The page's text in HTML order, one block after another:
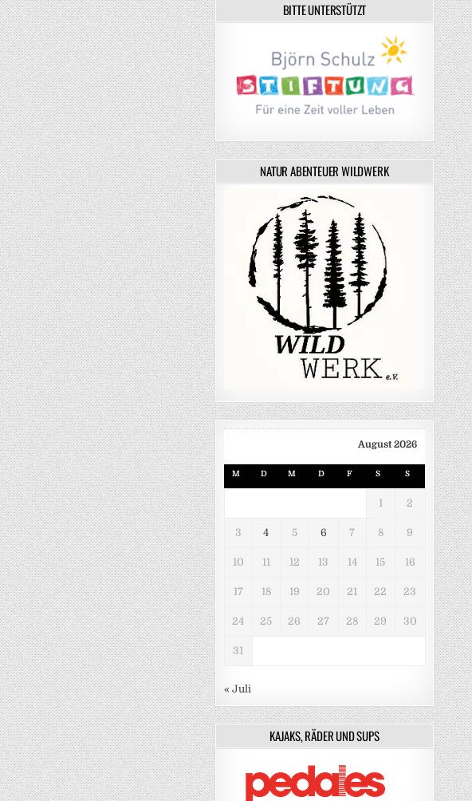
BITTE UNTERSTÜTZT
NATUR ABENTEUER WILDWERK
August 2026
M D M D F S S
1 2
3 4 5 6 7 8 9
10 11 12 13 14 15 16
17 18 19 20 21 22 23
24 25 26 27 28 29 30
31
« Juli
KAJAKS, RÄDER UND SUPS